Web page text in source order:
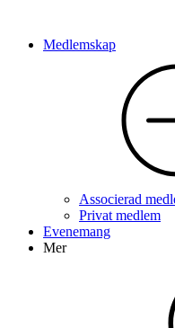
Medlemskap
Associerad
Privat medlem
Evenemang
Mer